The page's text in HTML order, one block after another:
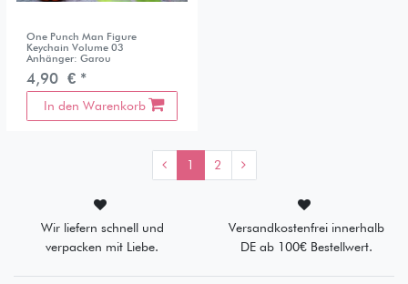
One Punch Man Figure
Keychain Volume 03
Anhänger: Garou
4,90 € *
In den Warenkorb
1 2
Wir liefern schnell und
verpacken mit Liebe.
Versandkostenfrei innerhalb
DE ab 100€ Bestellwert.